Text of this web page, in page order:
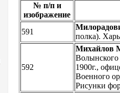
№ п/п и
изображение
591
полка).
592
Михайлов
Волынского
1900г.,
Военного
Рисунки